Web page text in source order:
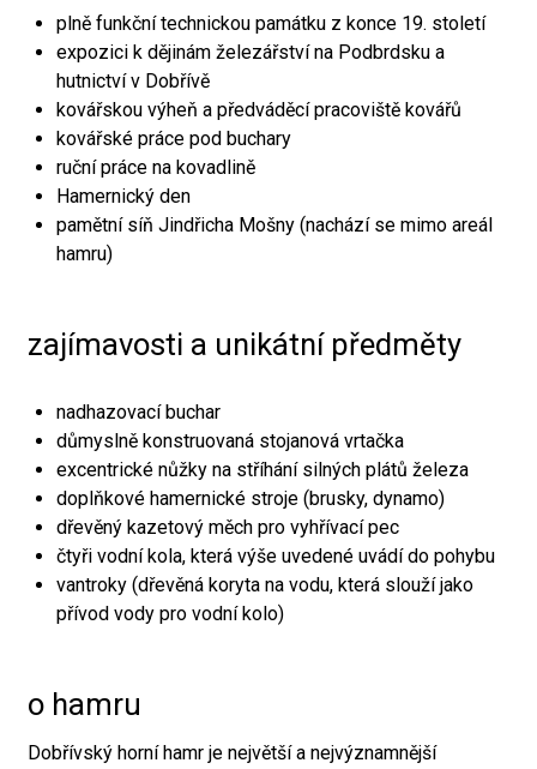
plně funkční technickou památku z konce 19. století
expozici k dějinám železářství na Podbrdsku a
hutnictví v Dobřívě
kovářskou výheň a předváděcí pracoviště kovářů
kovářské práce pod buchary
ruční práce na kovadlině
Hamernický den
pamětní síň Jindřicha Mošny (nachází se mimo areál
hamru)
zajímavosti a unikátní předměty
nadhazovací buchar
důmyslně konstruovaná stojanová vrtačka
excentrické nůžky na stříhání silných plátů železa
doplňkové hamernické stroje (brusky, dynamo)
dřevěný kazetový měch pro vyhřívací pec
čtyři vodní kola, která výše uvedené uvádí do pohybu
vantroky (dřevěná koryta na vodu, která slouží jako
přívod vody pro vodní kolo)
o hamru
Dobřívský horní hamr je největší a nejvýznamnější